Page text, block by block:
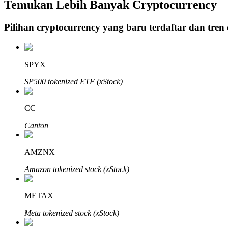
Penguncian BTR
Investasi eksklusif untuk pemegang BTR
Pinjaman
Layanan pinjaman yang didukung Crypto
Temukan Lebih Banyak Cryptocurrency
Pilihan cryptocurrency yang baru terdaftar dan tren
SPYX
SP500 tokenized ETF (xStock)
CC
Canton
AMZNX
Amazon tokenized stock (xStock)
METAX
Meta tokenized stock (xStock)